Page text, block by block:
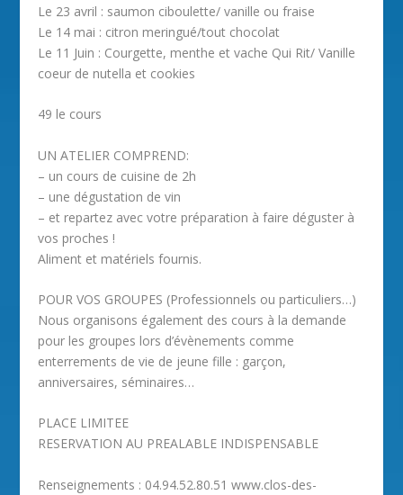
Le 23 avril : saumon ciboulette/ vanille ou fraise
Le 14 mai : citron meringué/tout chocolat
Le 11 Juin : Courgette, menthe et vache Qui Rit/ Vanille
coeur de nutella et cookies
49 le cours
UN ATELIER COMPREND:
– un cours de cuisine de 2h
– une dégustation de vin
– et repartez avec votre préparation à faire déguster à
vos proches !
Aliment et matériels fournis.
POUR VOS GROUPES (Professionnels ou particuliers…)
Nous organisons également des cours à la demande
pour les groupes lors d’évènements comme
enterrements de vie de jeune fille : garçon,
anniversaires, séminaires…
PLACE LIMITEE
RESERVATION AU PREALABLE INDISPENSABLE
Renseignements : 04.94.52.80.51 www.clos-des-